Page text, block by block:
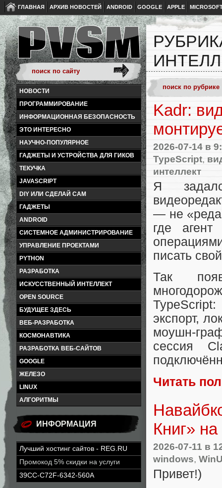
ГЛАВНАЯ АРХИВ НОВОСТЕЙ ANDROID GOOGLE APPLE
НОВОСТИ
ПРОГРАММИРОВАНИЕ
ИНФОРМАЦИОННАЯ БЕЗОПАСНОСТЬ
ЭТО ИНТЕРЕСНО
НАУЧНО-ПОПУЛЯРНОЕ
ГАДЖЕТЫ И УСТРОЙСТВА ДЛЯ ГИКОВ
ТЕКУЧКА
JAVASCRIPT
DIY ИЛИ СДЕЛАЙ САМ
ГАДЖЕТЫ
ANDROID
СИСТЕМНОЕ АДМИНИСТРИРОВАНИЕ
УПРАВЛЕНИЕ ПРОЕКТАМИ
PYTHON
РАЗРАБОТКА
ИСКУССТВЕННЫЙ ИНТЕЛЛЕКТ
OPEN SOURCE
БУДУЩЕЕ ЗДЕСЬ
ВЕБ-РАЗРАБОТКА
КОСМОНАВТИКА
РАЗРАБОТКА ВЕБ-САЙТОВ
GOOGLE
ЖЕЛЕЗО
LINUX
АЛГОРИТМЫ
ИНФОРМАЦИЯ
Лучший хостинг сайтов - REG.RU
Промокод 5% скидки на услуги
39CC-C72F-6342-560A
Kadr:
2026-07-14 в
TypeScript,
интеллект
Я
— не
где
писать
Так
экспорт,
моушн-
сессия
Читать
Книг»
2026-07-11 в
windows,
Привет!)